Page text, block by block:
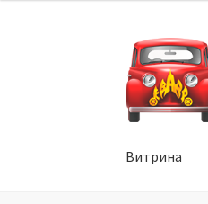
Перейти
к
навигации
Перейти
к
Витрина